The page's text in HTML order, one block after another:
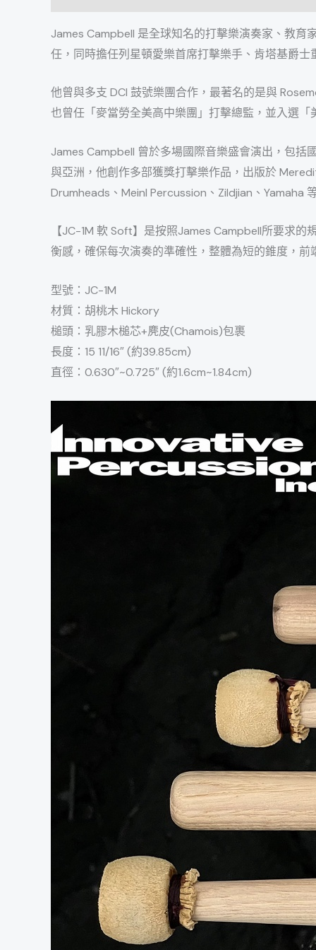
James Campbell 是全球知名的打擊樂演奏家、教育
任，同時擔任列星頓愛樂首席打擊樂手、肯塔基爵
他曾與多支 DCI 鼓號樂團合作，最著名的是與
也曾任「麥當勞全美高中樂團」打擊總監，並入選
James Campbell 曾於多場國際音樂盛會演出，包括
與亞洲，他創作多部獲獎打擊樂作品，出版於
Drumheads、Meinl Percussion、Zildjian、Yamaha
【JC-1M 軟 Soft】是按照James Campbell所要求
衡感，確保每次演奏的準確性，整體為短的錐度，
型號：JC-1M
材質：胡桃木 Hickory
槌頭：乳膠木槌芯+麂皮(Chamois)包裹
長度：15 11/16″ (約39.85cm)
直徑：0.630″~0.725″ (約1.6cm~1.84cm)